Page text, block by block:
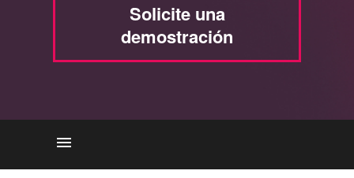
Solicite una
demostración